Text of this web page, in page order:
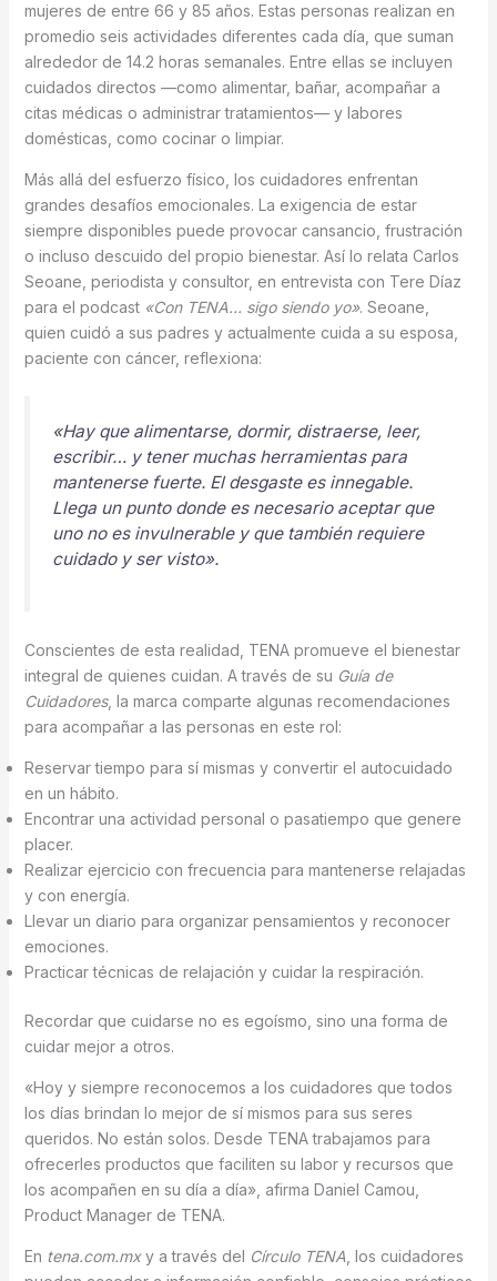
mujeres de entre 66 y 85 años. Estas personas realizan en
promedio seis actividades diferentes cada día, que suman
alrededor de 14.2 horas semanales. Entre ellas se incluyen
cuidados directos —como alimentar, bañar, acompañar a
citas médicas o administrar tratamientos— y labores
domésticas, como cocinar o limpiar.
Más allá del esfuerzo físico, los cuidadores enfrentan
grandes desafíos emocionales. La exigencia de estar
siempre disponibles puede provocar cansancio, frustración
o incluso descuido del propio bienestar. Así lo relata Carlos
Seoane, periodista y consultor, en entrevista con Tere Díaz
para el podcast «Con TENA… sigo siendo yo». Seoane,
quien cuidó a sus padres y actualmente cuida a su esposa,
paciente con cáncer, reflexiona:
«Hay que alimentarse, dormir, distraerse, leer,
escribir… y tener muchas herramientas para
mantenerse fuerte. El desgaste es innegable.
Llega un punto donde es necesario aceptar que
uno no es invulnerable y que también requiere
cuidado y ser visto».
Conscientes de esta realidad, TENA promueve el bienestar
integral de quienes cuidan. A través de su Guía de
Cuidadores, la marca comparte algunas recomendaciones
para acompañar a las personas en este rol:
Reservar tiempo para sí mismas y convertir el autocuidado
en un hábito.
Encontrar una actividad personal o pasatiempo que genere
placer.
Realizar ejercicio con frecuencia para mantenerse relajadas
y con energía.
Llevar un diario para organizar pensamientos y reconocer
emociones.
Practicar técnicas de relajación y cuidar la respiración.
Recordar que cuidarse no es egoísmo, sino una forma de
cuidar mejor a otros.
«Hoy y siempre reconocemos a los cuidadores que todos
los días brindan lo mejor de sí mismos para sus seres
queridos. No están solos. Desde TENA trabajamos para
ofrecerles productos que faciliten su labor y recursos que
los acompañen en su día a día», afirma Daniel Camou,
Product Manager de TENA.
En tena.com.mxy a través del Círculo TENA , los cuidadores